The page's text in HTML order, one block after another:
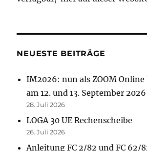
NEUESTE BEITRÄGE
IM2026: nun als ZOOM
am 12. und 13. September 2026
28. Juli 2026
LOGA 30 UE Rechenscheibe
26. Juli 2026
Anleitung FC 2/82 und FC 62/